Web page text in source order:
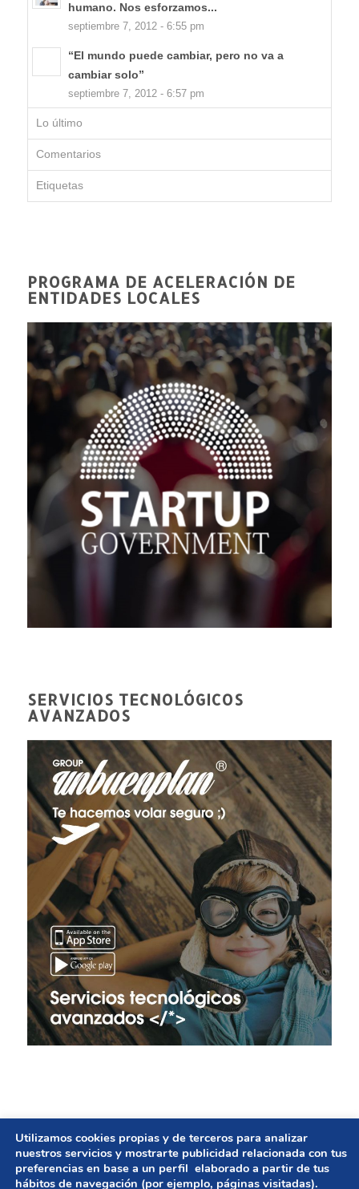
humano. Nos esforzamos...
septiembre 7, 2012 - 6:55 pm
“El mundo puede cambiar, pero no va a
cambiar solo”
septiembre 7, 2012 - 6:57 pm
Lo último
Comentarios
Etiquetas
PROGRAMA DE ACELERACIÓN DE
ENTIDADES LOCALES
SERVICIOS TECNOLÓGICOS
AVANZADOS
© Copyright - GESTIÓN DE AYUNTAMIENTOS | Diseño
web
UNBUENPLAN GROUP
Utilizamos cookies propias y de terceros para analizar
nuestros servicios y mostrarte publicidad relacionada con tus
preferencias en base a un perfil elaborado a partir de tus
hábitos de navegación (por ejemplo, páginas visitadas).